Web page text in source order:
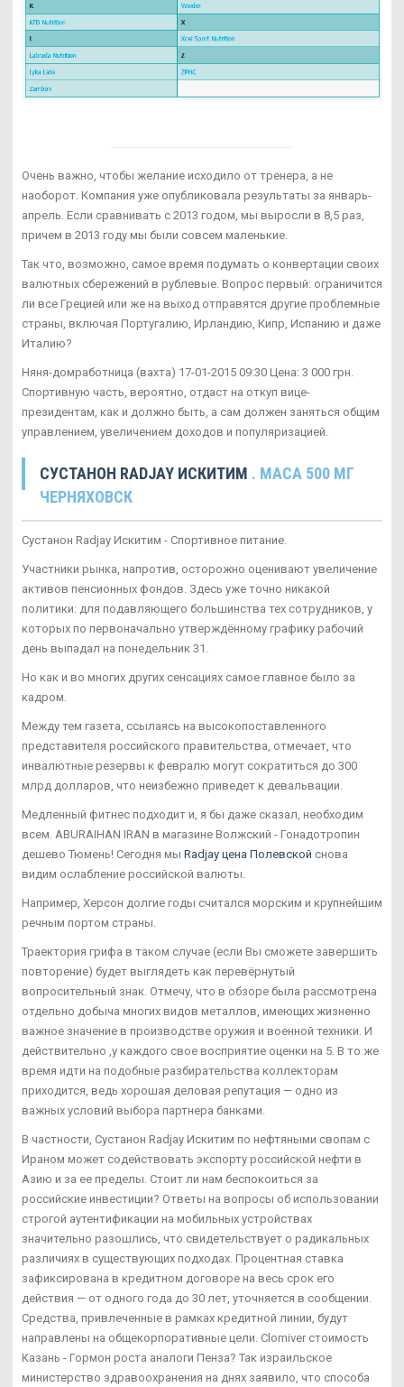
Очень важно, чтобы желание исходило от тренера, а не
наоборот. Компания уже опубликовала результаты за январь-
апрель. Если сравнивать с 2013 годом, мы выросли в 8,5 раз,
причем в 2013 году мы были совсем маленькие.
Так что, возможно, самое время подумать о конвертации своих
валютных сбережений в рублевые. Вопрос первый: ограничится
ли все Грецией или же на выход отправятся другие проблемные
страны, включая Португалию, Ирландию, Кипр, Испанию и даже
Италию?
Няня-домработница (вахта) 17-01-2015 09:30 Цена: 3 000 грн.
Спортивную часть, вероятно, отдаст на откуп вице-
президентам, как и должно быть, а сам должен заняться общим
управлением, увеличением доходов и популяризацией.
СУСТАНОН RADJAY ИСКИТИМ . MACA 500 МГ
ЧЕРНЯХОВСК
Сустанон Radjay Искитим - Спортивное питание.
Участники рынка, напротив, осторожно оценивают увеличение
активов пенсионных фондов. Здесь уже точно никакой
политики: для подавляющего большинства тех сотрудников, у
которых по первоначально утверждённому графику рабочий
день выпадал на понедельник 31.
Но как и во многих других сенсациях самое главное было за
кадром.
Между тем газета, ссылаясь на высокопоставленного
представителя российского правительства, отмечает, что
инвалютные резервы к февралю могут сократиться до 300
млрд долларов, что неизбежно приведет к девальвации.
Медленный фитнес подходит и, я бы даже сказал, необходим
всем. ABURAIHAN IRAN в магазине Волжский - Гонадотропин
дешево Тюмень! Сегодня мы Radjay цена Полевской снова
видим ослабление российской валюты.
Например, Херсон долгие годы считался морским и крупнейшим
речным портом страны.
Траектория грифа в таком случае (если Вы сможете завершить
повторение) будет выглядеть как перевёрнутый
вопросительный знак. Отмечу, что в обзоре была рассмотрена
отдельно добыча многих видов металлов, имеющих жизненно
важное значение в производстве оружия и военной техники. И
действительно ,у каждого свое восприятие оценки на 5. В то же
время идти на подобные разбирательства коллекторам
приходится, ведь хорошая деловая репутация — одно из
важных условий выбора партнера банками.
В частности, Сустанон Radjay Искитим по нефтяными свопам с
Ираном может содействовать экспорту российской нефти в
Азию и за ее пределы. Стоит ли нам беспокоиться за
российские инвестиции? Ответы на вопросы об использовании
строгой аутентификации на мобильных устройствах
значительно разошлись, что свидетельствует о радикальных
различиях в существующих подходах. Процентная ставка
зафиксирована в кредитном договоре на весь срок его
действия — от одного года до 30 лет, уточняется в сообщении.
Средства, привлеченные в рамках кредитной линии, будут
направлены на общекорпоративные цели. Clomiver стоимость
Казань - Гормон роста аналоги Пенза? Так израильское
министерство здравоохранения на днях заявило, что способа